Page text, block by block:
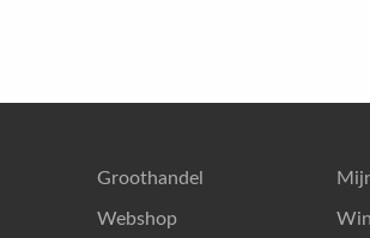
Groothandel
Webshop